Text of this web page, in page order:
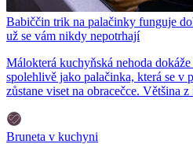
Babiččin trik na palačinky funguje
už se vám nikdy nepotrhají
Málokterá kuchyňská nehoda
spolehlivě jako palačinka, která se v
zůstane viset na obracečce. Většina
Bruneta v kuchyni